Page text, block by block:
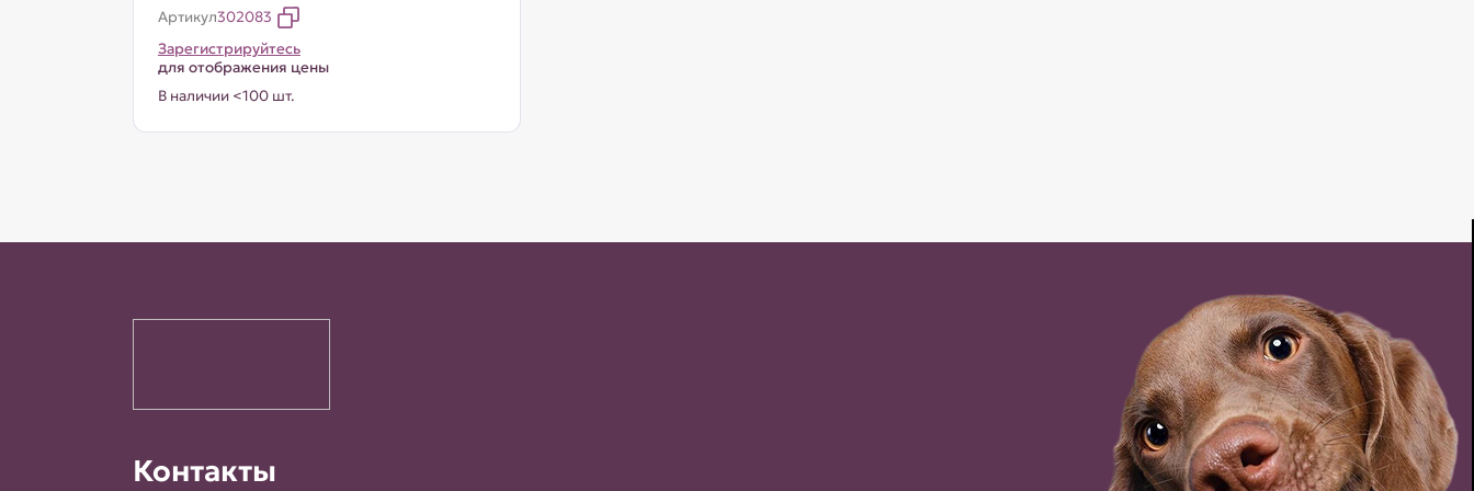
Артикул302083
Зарегистрируйтесь
для отображения цены
В наличии <100 шт.
Контакты